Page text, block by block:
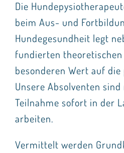
Die
beim Aus- und
Hundegesundheit legt
fundierten theoretischen
besonderen Wert auf
Unsere Absolventen
Teilnahme sofort in der
arbeiten.
Vermittelt werden